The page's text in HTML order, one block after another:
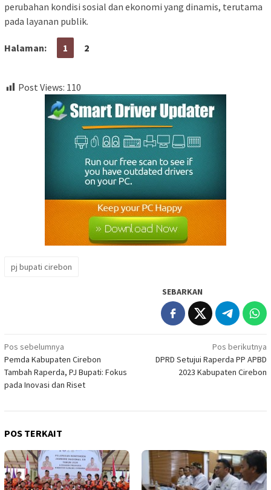
perubahan kondisi sosial dan ekonomi yang dinamis, terutama
pada layanan publik.
Halaman: 1 2
Post Views: 110
pj bupati cirebon
SEBARKAN
Navigasi
pos
Pos sebelumnya
Pemda Kabupaten Cirebon
Tambah Raperda, PJ Bupati: Fokus
pada Inovasi dan Riset
Pos berikutnya
DPRD Setujui Raperda PP APBD
2023 Kabupaten Cirebon
POS TERKAIT